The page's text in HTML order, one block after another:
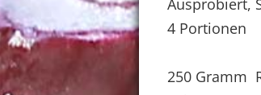
Ausprobiert,
4 Portionen
250 Gramm